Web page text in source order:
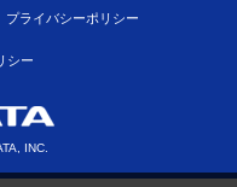
プライバシーポリシー
シー
INC.